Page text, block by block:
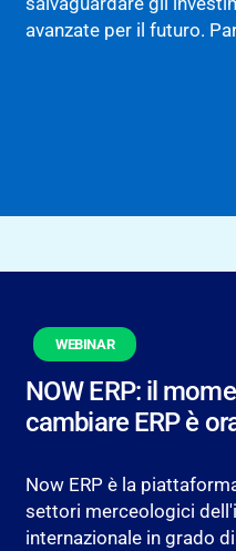
avanzate per il futuro.
WEBINAR
NOW ERP: il
cambiare ERP è
Now ERP è la
settori merceologici
internazionale in grado